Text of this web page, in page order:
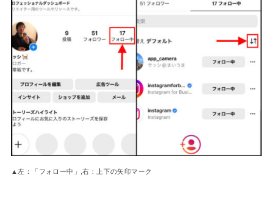
▲左：「フォロー中」,右：上下の矢印マーク